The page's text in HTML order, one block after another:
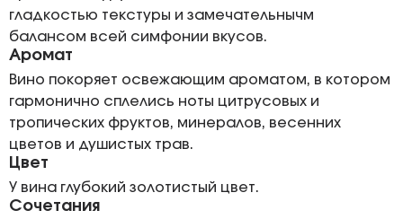
гладкостью текстуры и замечательнычм
балансом всей симфонии вкусов.
Аромат
Вино покоряет освежающим ароматом, в котором
гармонично сплелись ноты цитрусовых и
тропических фруктов, минералов, весенних
цветов и душистых трав.
Цвет
У вина глубокий золотистый цвет.
Сочетания